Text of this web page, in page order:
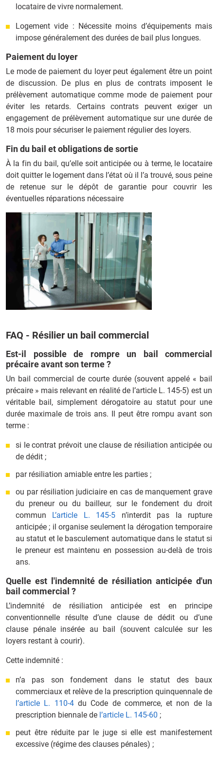
locataire de vivre normalement.
Logement vide : Nécessite moins d’équipements mais
impose généralement des durées de bail plus longues.
Paiement du loyer
Le mode de paiement du loyer peut également être un point
de discussion. De plus en plus de contrats imposent le
prélèvement automatique comme mode de paiement pour
éviter les retards. Certains contrats peuvent exiger un
engagement de prélèvement automatique sur une durée de
18 mois pour sécuriser le paiement régulier des loyers.
Fin du bail et obligations de sortie
À la fin du bail, qu’elle soit anticipée ou à terme, le locataire
doit quitter le logement dans l’état où il l’a trouvé, sous peine
de retenue sur le dépôt de garantie pour couvrir les
éventuelles réparations nécessaire
FAQ - Résilier un bail commercial
Est-il possible de rompre un bail commercial
précaire avant son terme ?
Un bail commercial de courte durée (souvent appelé « bail
précaire » mais relevant en réalité de l’article L. 145‑5) est un
véritable bail, simplement dérogatoire au statut pour une
durée maximale de trois ans. Il peut être rompu avant son
terme :
si le contrat prévoit une clause de résiliation anticipée ou
de dédit ;
par résiliation amiable entre les parties ;
ou par résiliation judiciaire en cas de manquement grave
du preneur ou du bailleur, sur le fondement du droit
commun L’article L. 145‑5 n’interdit pas la rupture
anticipée ; il organise seulement la dérogation temporaire
au statut et le basculement automatique dans le statut si
le preneur est maintenu en possession au‑delà de trois
ans.
Quelle est l'indemnité de résiliation anticipée d'un
bail commercial ?
L’indemnité de résiliation anticipée est en principe
conventionnelle résulte d’une clause de dédit ou d’une
clause pénale insérée au bail (souvent calculée sur les
loyers restant à courir).
Cette indemnité :
n’a pas son fondement dans le statut des baux
commerciaux et relève de la prescription quinquennale de
l’article L. 110‑4du Code de commerce, et non de la
prescription biennale de l’article L. 145‑60 ;
peut être réduite par le juge si elle est manifestement
excessive (régime des clauses pénales) ;